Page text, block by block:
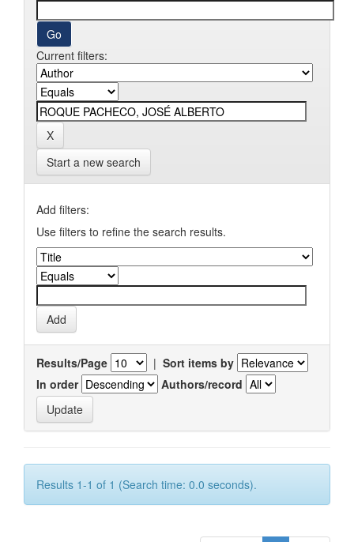
Current filters:
Start a new search
Add filters:
Use filters to refine the search results.
Results/Page | Sort items by
In order
Authors/record
Results 1-1 of 1 (Search time: 0.0 seconds).